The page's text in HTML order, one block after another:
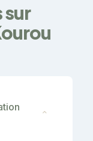
sur
⌄